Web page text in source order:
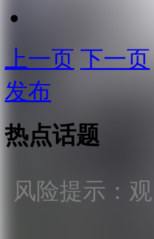
上一页 下一页
发布
热点话题
风险提示：